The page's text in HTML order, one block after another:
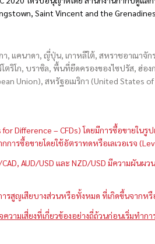
Saint Vincent and the Grenadines
แคนาดา, ญี่ปุ่น, เกาหลีใต้, สหราชอาณาจั
ตริโก, บราซิล, พื้นที่ยึดครองของไซปรัส, ฮ่อ
Union), สหรัฐอเมริกา (United States
Difference – CFDs) โดยมีการซื้อขายใ
ารซื้อขายโดยใช้อัตราทดหรือเลเวอเรจ
AUD/USD และ NZD/USD มีความผัน
สูญเสียบางส่วนหรือทั้งหมด ที่เกิดขึ้นจากหรื
ามเสี่ยงที่เกี่ยวข้องอย่างถี่ถ้วนก่อนเริ่มทำกา